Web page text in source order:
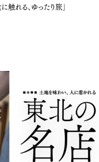
触れる、ゆったり旅」